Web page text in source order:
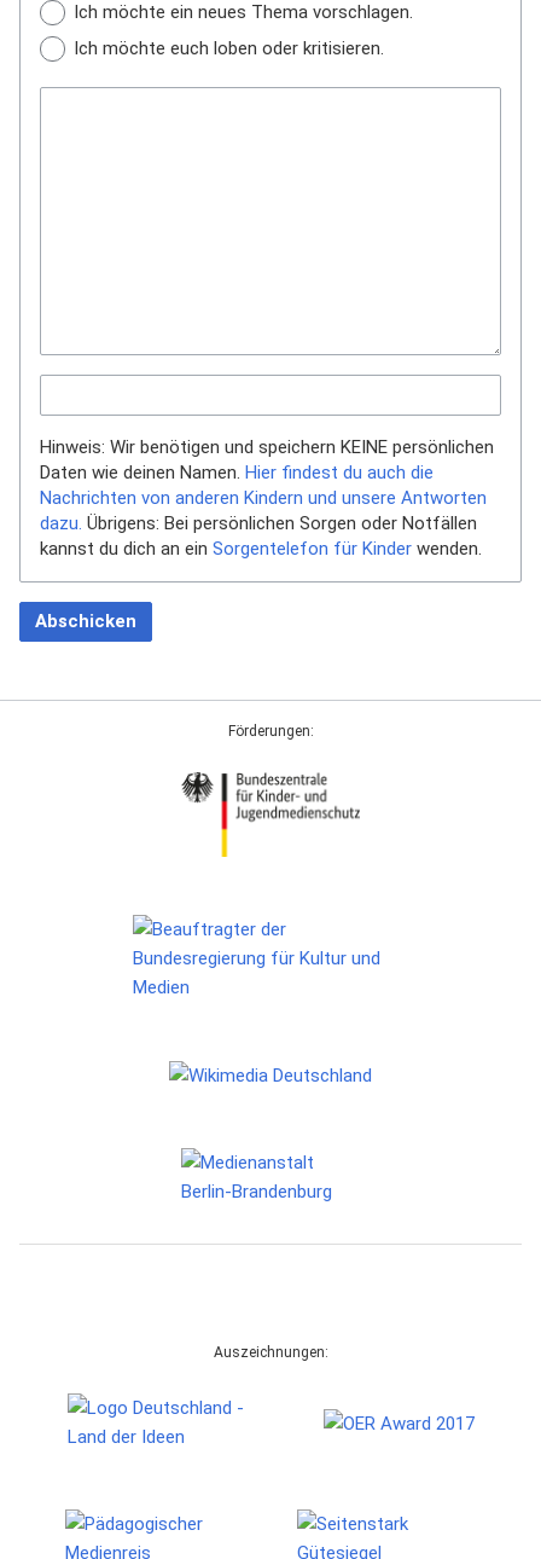
Ich möchte ein neues Thema vorschlagen.
Ich möchte euch loben oder kritisieren.
Hinweis: Wir benötigen und speichern KEINE persönlichen
Daten wie deinen Namen. Hier findest du auch die
Nachrichten von anderen Kindern und unsere Antworten
dazu. Übrigens: Bei persönlichen Sorgen oder Notfällen
kannst du dich an ein Sorgentelefon für Kinder wenden.
Abschicken
Förderungen:
Auszeichnungen: